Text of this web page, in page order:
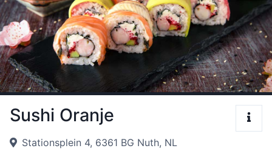
Sushi Oranje
Stationsplein 4, 6361 BG Nuth, NL